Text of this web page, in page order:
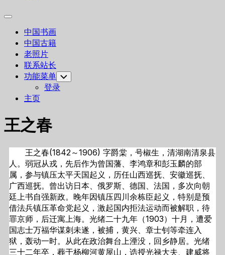
Expand
中国书画
中国古籍
老照片
联系站长
功能菜单 Toggle
Child
Menu
登录
主页
王之春
王之春(1842～1906) 字爵棠，号椒生，清湖南清泉县
人。弱冠从戎，先后作为曾国藩、李鸿章和彭玉麟的部
属，参与镇压太平天国起义，历任山西巡抚、安徽巡抚、
广西巡抚。曾出访日本、俄罗斯、德国、法国，多次向朝
廷上书自强新政。晚年因镇压四川余栋臣起义，特别是预
借法兵镇压革命党起义，激起国内拒法运动而被解职，待
罪京师，后迁寓上海。光绪二十九年（1903）十月，遭爱
国志士万福华谋刺未遂，被捕，黄兴、章士钊等牵连入
狱，轰动一时。从此在政治舞台上湮没，回乡静居。光绪
三十二年卒，葬于杨柳河黄屋山，诰授光禄大夫、建威将